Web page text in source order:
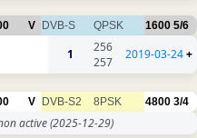
V DVB-S QPSK 1600 5/6
1
256
257
2019-03-24+
V DVB-S2 8PSK 4800 3/4
active(2025-12-29)